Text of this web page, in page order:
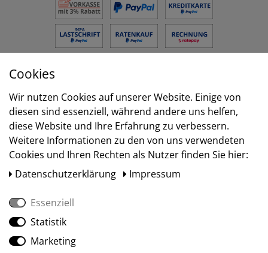
Versand
Social Media
Cookies
Wir nutzen Cookies auf unserer Website. Einige von
diesen sind essenziell, während andere uns helfen,
diese Website und Ihre Erfahrung zu verbessern.
Weitere Informationen zu den von uns verwendeten
Cookies und Ihren Rechten als Nutzer finden Sie hier:
Daten­schutz­erklärung
Impressum
Essenziell
Statistik
Marketing